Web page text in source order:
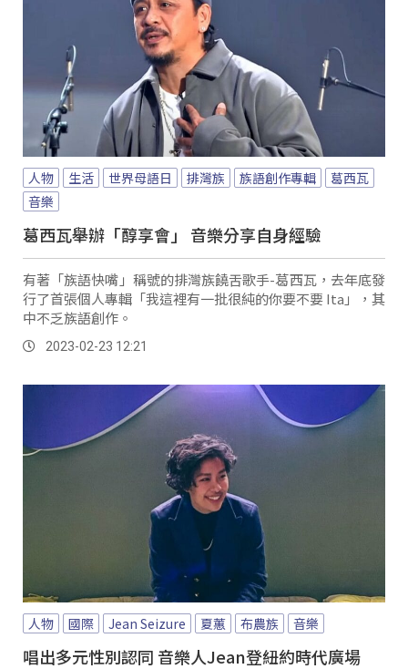
人物 生活 世界母語日 排灣族 族語創作專輯
葛西瓦
音樂
葛西瓦舉辦「醇享會」 音樂分享自身經驗
有著「族語快嘴」稱號的排灣族饒舌歌手-葛西瓦，去年底發
行了首張個人專輯「我這裡有一批很純的你要不要 Ita」，其
中不乏族語創作。
2023-02-23 12:21
人物 國際 Jean Seizure 夏蕙 布農族 音樂
唱出多元性別認同 音樂人Jean登紐約時代廣場